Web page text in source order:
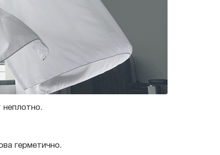
неплотно.
герметично.